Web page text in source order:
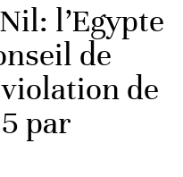
l’Egypte
de
de
par